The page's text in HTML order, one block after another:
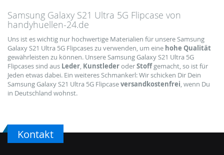
Samsung Galaxy S21 Ultra 5G Flipcase von
handyhuellen-24.de
Uns ist es wichtig nur hochwertige Materialien für unsere Samsung
Galaxy S21 Ultra 5G Flipcases zu verwenden, um eine hohe Qualität
gewährleisten zu können. Unsere Samsung Galaxy S21 Ultra 5G
Flipcases sind aus Leder KunstlederoderStoffgemacht, so ist für
Jeden etwas dabei. Ein weiteres Schmankerl: Wir schicken Dir Dein
Samsung Galaxy S21 Ultra 5G Flipcaseversandkostenfrei , wenn Du
in Deutschland wohnst.
Kontakt